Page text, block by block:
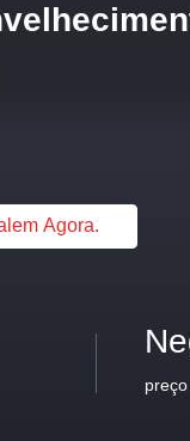
Agora.
preço